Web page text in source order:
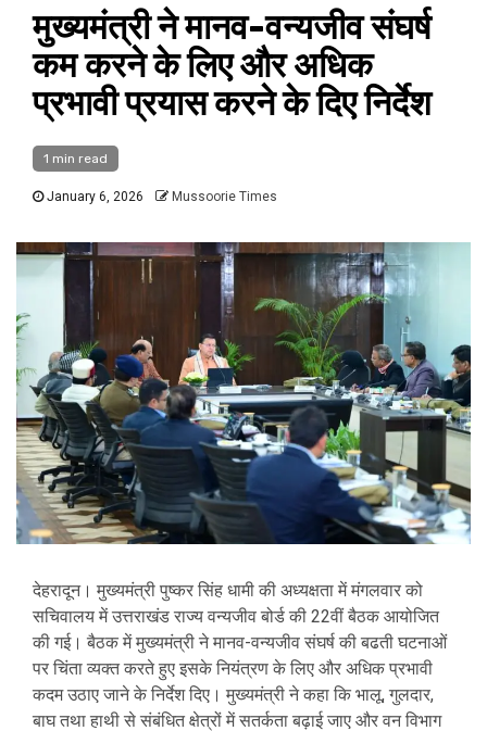
मुख्यमंत्री ने मानव-वन्यजीव संघर्ष
कम करने के लिए और अधिक
प्रभावी प्रयास करने के दिए निर्देश
1 min read
January 6, 2026 Mussoorie Times
देहरादून। मुख्यमंत्री पुष्कर सिंह धामी की अध्यक्षता में मंगलवार को
सचिवालय में उत्तराखंड राज्य वन्यजीव बोर्ड की 22वीं बैठक आयोजित
की गई। बैठक में मुख्यमंत्री ने मानव-वन्यजीव संघर्ष की बढती घटनाओं
पर चिंता व्यक्त करते हुए इसके नियंत्रण के लिए और अधिक प्रभावी
कदम उठाए जाने के निर्देश दिए। मुख्यमंत्री ने कहा कि भालू, गुलदार,
बाघ तथा हाथी से संबंधित क्षेत्रों में सतर्कता बढ़ाई जाए और वन विभाग